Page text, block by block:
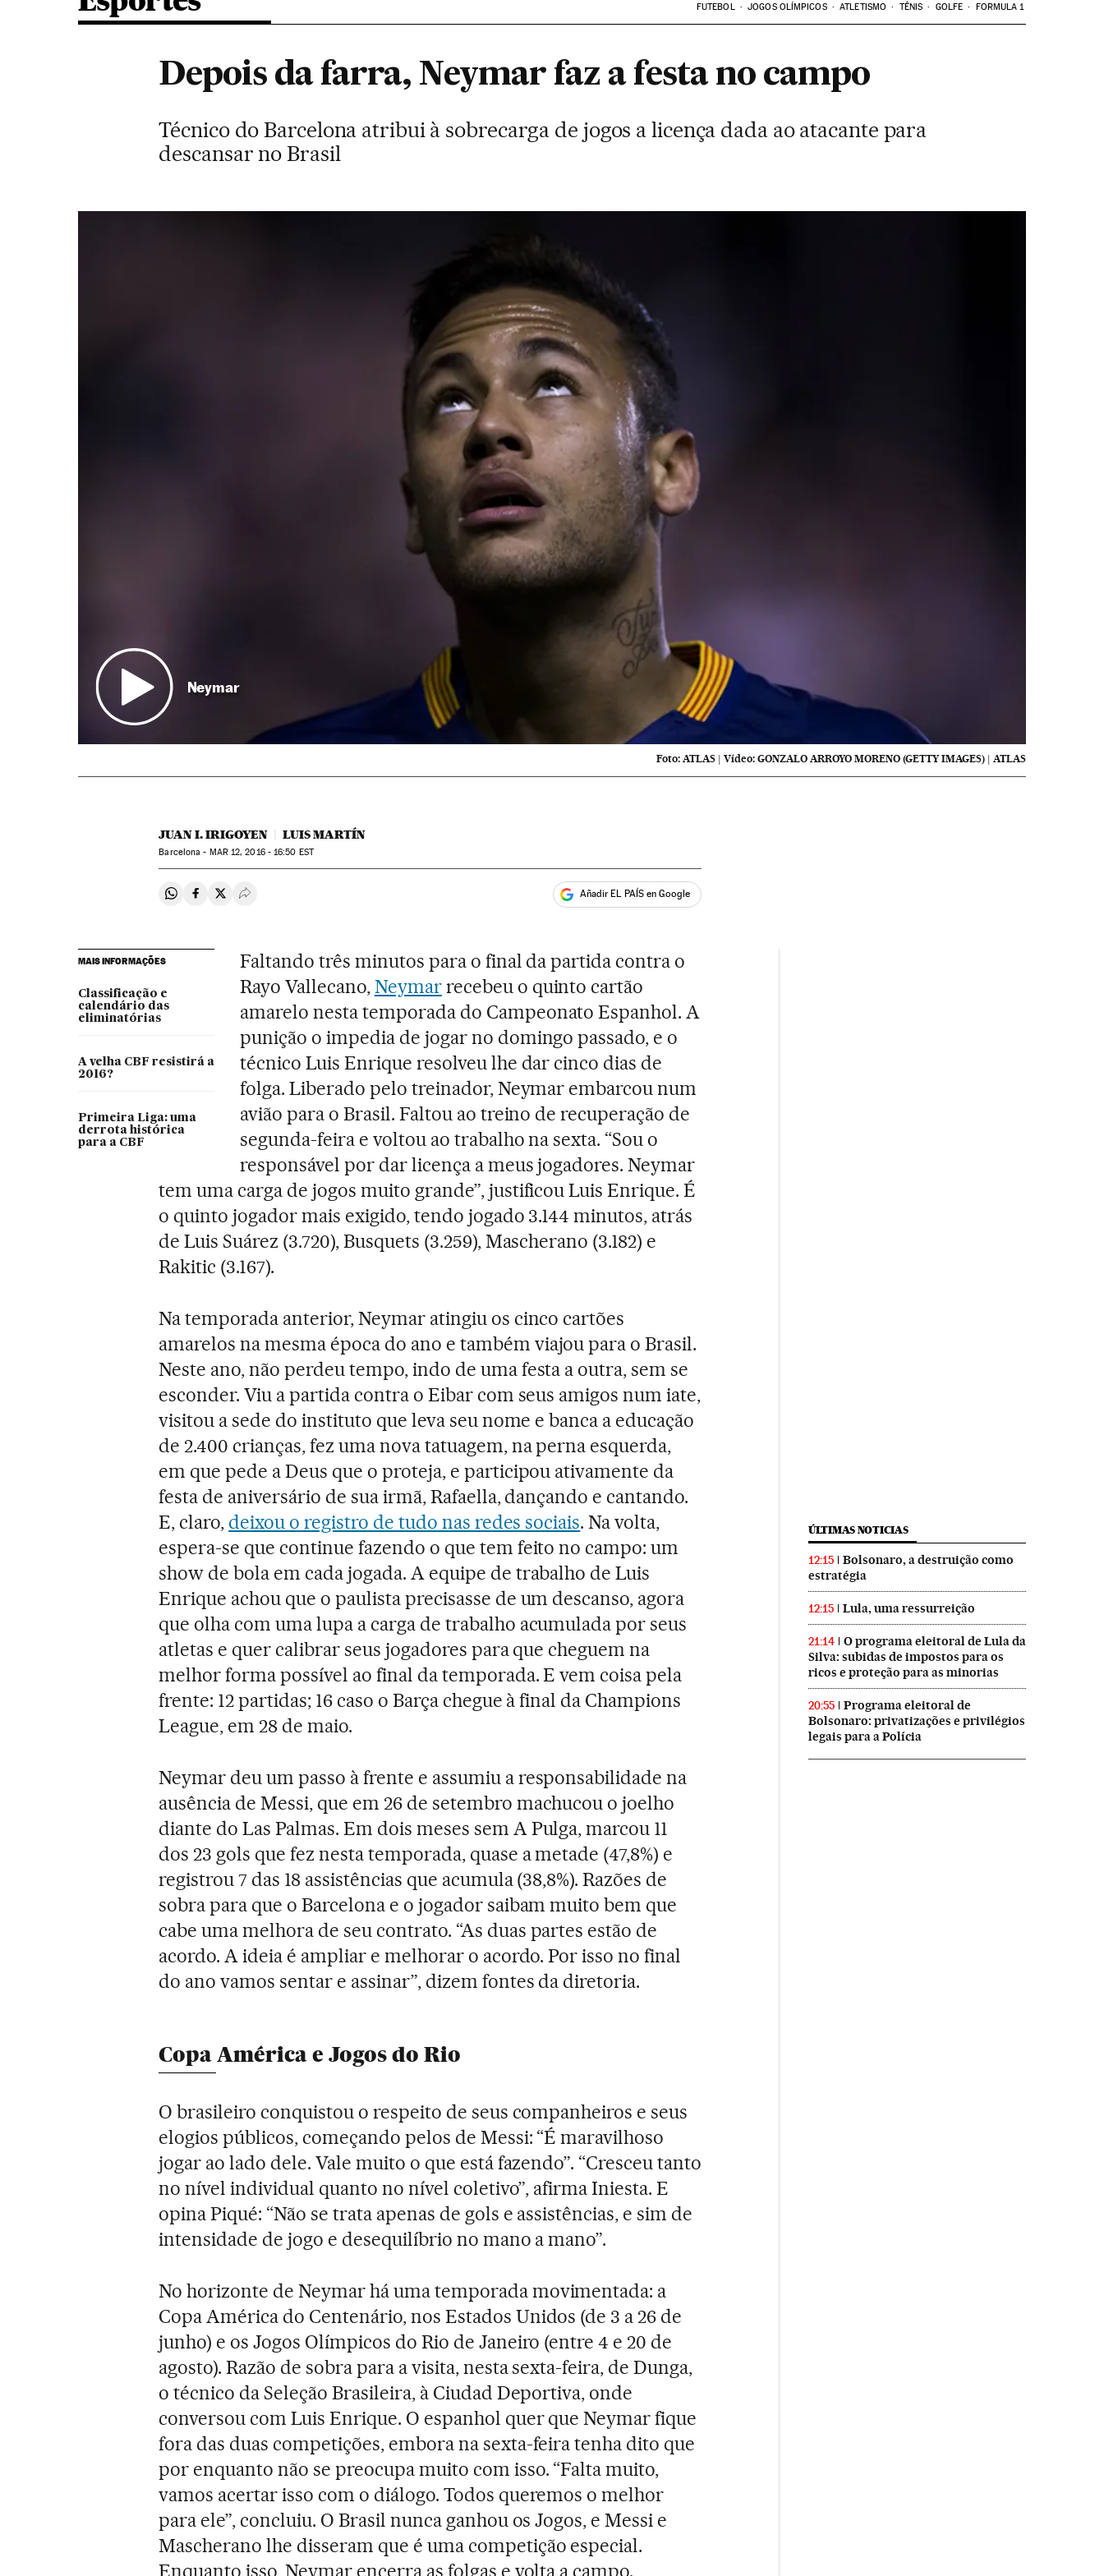
FUTEBOL JOGOS OLÍMPICOS ATLETISMO TÊNIS GOLFE FORMULA 1
Depois da farra, Neymar faz a festa no campo
Técnico do Barcelona atribui à sobrecarga de jogos a licença dada ao atacante para
descansar no Brasil
Neymar
Foto: ATLAS |Vídeo: GONZALO ARROYO MORENO (GETTY IMAGES) | ATLAS
JUAN I. IRIGOYEN LUIS MARTÍN
Barcelona - MAR12, 2016 - 16:50 EST
Compartir en Whatsapp
Compartir en Facebook
Compartir en Twitter
Desplegar Redes Sociales Añadir EL PAÍS en Google
MAIS INFORMAÇÕES
Classificação e
calendário das
eliminatórias
A velha CBF resistirá a
2016?
Primeira Liga: uma
derrota histórica
para a CBF
Faltando três minutos para o final da partida contra o
Rayo Vallecano,Neymarrecebeu o quinto cartão
amarelo nesta temporada do Campeonato Espanhol. A
punição o impedia de jogar no domingo passado, e o
técnico Luis Enrique resolveu lhe dar cinco dias de
folga. Liberado pelo treinador, Neymar embarcou num
avião para o Brasil. Faltou ao treino de recuperação de
segunda-feira e voltou ao trabalho na sexta. “Sou o
responsável por dar licença a meus jogadores. Neymar
tem uma carga de jogos muito grande”, justificou Luis Enrique. É
o quinto jogador mais exigido, tendo jogado 3.144 minutos, atrás
de Luis Suárez (3.720), Busquets (3.259), Mascherano (3.182) e
Rakitic (3.167).
Na temporada anterior, Neymar atingiu os cinco cartões
amarelos na mesma época do ano e também viajou para o Brasil.
Neste ano, não perdeu tempo, indo de uma festa a outra, sem se
esconder. Viu a partida contra o Eibar com seus amigos num iate,
visitou a sede do instituto que leva seu nome e banca a educação
de 2.400 crianças, fez uma nova tatuagem, na perna esquerda,
em que pede a Deus que o proteja, e participou ativamente da
festa de aniversário de sua irmã, Rafaella, dançando e cantando.
E, claro, deixou o registro de tudo nas redes sociais. Na volta,
espera-se que continue fazendo o que tem feito no campo: um
show de bola em cada jogada. A equipe de trabalho de Luis
Enrique achou que o paulista precisasse de um descanso, agora
que olha com uma lupa a carga de trabalho acumulada por seus
atletas e quer calibrar seus jogadores para que cheguem na
melhor forma possível ao final da temporada. E vem coisa pela
frente: 12 partidas; 16 caso o Barça chegue à final da Champions
League, em 28 de maio.
Neymar deu um passo à frente e assumiu a responsabilidade na
ausência de Messi, que em 26 de setembro machucou o joelho
diante do Las Palmas. Em dois meses sem A Pulga, marcou 11
dos 23 gols que fez nesta temporada, quase a metade (47,8%) e
registrou 7 das 18 assistências que acumula (38,8%). Razões de
sobra para que o Barcelona e o jogador saibam muito bem que
cabe uma melhora de seu contrato. “As duas partes estão de
acordo. A ideia é ampliar e melhorar o acordo. Por isso no final
do ano vamos sentar e assinar”, dizem fontes da diretoria.
Copa América e Jogos do Rio
O brasileiro conquistou o respeito de seus companheiros e seus
elogios públicos, começando pelos de Messi: “É maravilhoso
jogar ao lado dele. Vale muito o que está fazendo”. “Cresceu tanto
no nível individual quanto no nível coletivo”, afirma Iniesta. E
opina Piqué: “Não se trata apenas de gols e assistências, e sim de
intensidade de jogo e desequilíbrio no mano a mano”.
No horizonte de Neymar há uma temporada movimentada: a
Copa América do Centenário, nos Estados Unidos (de 3 a 26 de
junho) e os Jogos Olímpicos do Rio de Janeiro (entre 4 e 20 de
agosto). Razão de sobra para a visita, nesta sexta-feira, de Dunga,
o técnico da Seleção Brasileira, à Ciudad Deportiva, onde
conversou com Luis Enrique. O espanhol quer que Neymar fique
fora das duas competições, embora na sexta-feira tenha dito que
por enquanto não se preocupa muito com isso. “Falta muito,
vamos acertar isso com o diálogo. Todos queremos o melhor
para ele”, concluiu. O Brasil nunca ganhou os Jogos, e Messi e
Mascherano lhe disseram que é uma competição especial.
Enquanto isso, Neymar encerra as folgas e volta a campo.
ÚLTIMAS NOTICIAS
12:15
Bolsonaro, a destruição como
estratégia
12:15 Lula, uma ressurreição
21:14
O programa eleitoral de Lula da
Silva: subidas de impostos para os
ricos e proteção para as minorias
20:55
Programa eleitoral de
Bolsonaro: privatizações e privilégios
legais para a Polícia